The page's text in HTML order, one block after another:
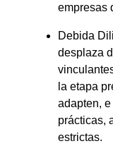
empresas
Debida
desplaza
la etapa
adapten,
prácticas,
estrictas.